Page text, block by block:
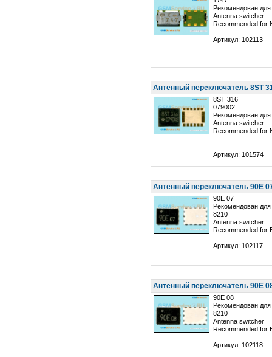
Рекомендован
Antenna switcher
Recommended for
Артикул: 102113
Антенный переключатель 8ST
8ST 316
079002
Рекомендован
Antenna switcher
Recommended for
Артикул: 101574
Антенный переключатель 90E
90E 07
Рекомендован
8210
Antenna switcher
Recommended for
Артикул: 102117
Антенный переключатель 90E
90E 08
Рекомендован
8210
Antenna switcher
Recommended for
Артикул: 102118